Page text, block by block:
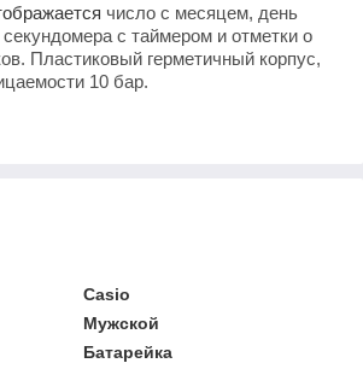
число с месяцем, день
с таймером и отметки о
Пластиковый герметичный корпус,
10 бар.
Casio
Мужской
Батарейка